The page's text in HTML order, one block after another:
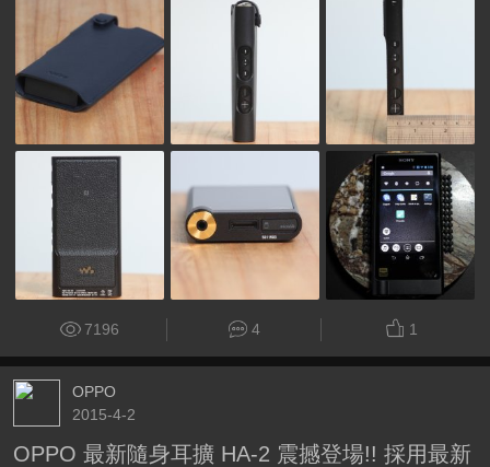
7196 4 1
OPPO
2015-4-2
OPPO 最新隨身耳擴 HA-2 震撼登場!! 採用最新